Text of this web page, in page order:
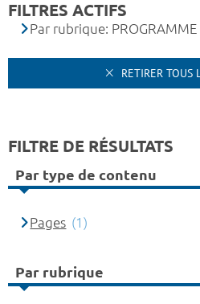
FILTRES ACTIFS
Par rubrique: PROGRAMME
RETIRER TOUS
FILTRE DE RÉSULTATS
Par type de contenu
Pages (1)
Par rubrique